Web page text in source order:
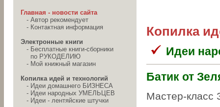
Главная - новости сайта
- Автор рекомендует
- Контактная информация
Электронные книги
- Бесплатные книги-сборники
по РУКОДЕЛИЮ
- Мой книжный магазин
Копилка идей и технологий
- Идеи домашнего БИЗНЕСА
- Идеи народных УМЕЛЬЦЕВ
- Идеи - лентяйские штучки
Копилка
Идеи
Батик от
Мастер-класс